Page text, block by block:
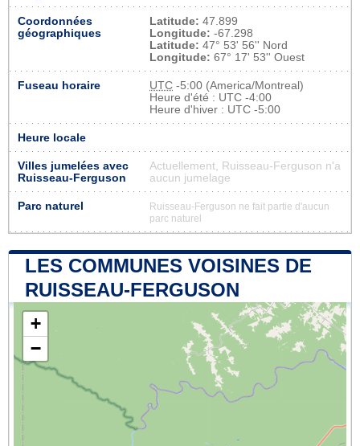
Coordonnées
géographiques
Latitude: 47.899
Longitude: -67.298
Latitude: 47° 53' 56'' Nord
Longitude: 67° 17' 53'' Ouest
Fuseau horaire UTC -5:00 (America/Montreal)
Heure d'été : UTC -4:00
Heure d'hiver : UTC -5:00
Heure locale
Villes jumelées avec
Ruisseau-Ferguson
Actuellement, Ruisseau-Ferguson n'a
aucun jumelage
Parc naturel
Ruisseau-Ferguson ne fait partie d'aucun
parc naturel
LES COMMUNES VOISINES DE
RUISSEAU-FERGUSON
+
−